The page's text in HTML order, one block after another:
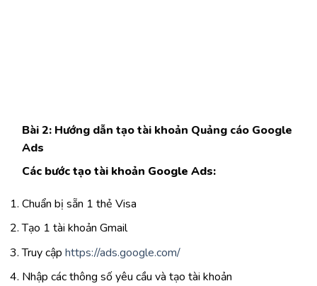
Bài 2: Hướng dẫn tạo tài khoản Quảng cáo Google
Ads
Các bước tạo tài khoản Google Ads:
Chuẩn bị sẵn 1 thẻ Visa
Tạo 1 tài khoản Gmail
Truy cập https://ads.google.com/
Nhập các thông số yêu cầu và tạo tài khoản